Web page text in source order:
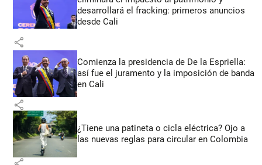
desarrollará el fracking: primeros anuncios
desde Cali
share
Comienza la presidencia de De la Espriella:
así fue el juramento y la imposición de banda
en Cali
share
¿Tiene una patineta o cicla eléctrica? Ojo a
las nuevas reglas para circular en Colombia